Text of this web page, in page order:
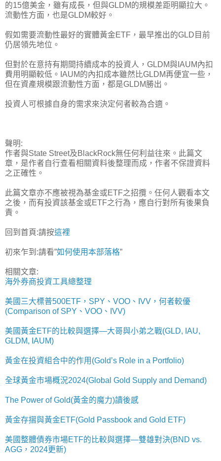
的15億美金，雖有成長，但與GLDM的規模差距明顯拉大。
流動性方面，也是GLDM較好。
假如需要流動性最好的實體黃金ETF，最早推出的GLD目前
仍居領先地位。
但對於在意持有期間持續成本的投資人，GLDM與IAUM內扣
費用明顯較低。IAUM的內扣成本雖然比GLDM再便宜一些，
但在資產規模跟流動性方面，都是GLDM勝出。
投資人可根據自身的需求來決定何者較為合適。
聲明:
作者與State Street及BlackRock無任何利益往來。此篇文
章，是作者自行查看相關資料後整理而成，作者不保證資料
之正確性。
此篇文章亦不應被視為基金或ETF之招攬。任何人觀看本文
之後，而有投資該基金或ETF之行為，應自行對所有後果負
責。
回到首頁:請按這裡
初來乍到:請看”如何使用本部落格”
相關文章:
海外券商投資工具總整理
美國三大標普500ETF，SPY、VOO、IVV，何者較優
(Comparison of SPY、VOO、IVV)
美國黃金ETF的比較與選擇—大哥與小弟之戰(GLD, IAU,
GLDM, IAUM)
黃金在投資組合中的作用(Gold’s Role in a Portfolio)
全球黃金市場概況2024(Global Gold Supply and Demand)
The Power of Gold(黃金的魔力)讀後感
黃金存摺與黃金ETF(Gold Passbook and Gold ETF)
美國整體債券市場ETF的比較與選擇—雙雄對決(BND vs.
AGG，2024更新)